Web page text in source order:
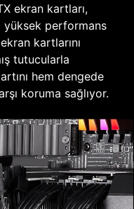
ekran kartları,
yüksek performans
kartlarını
tutucularla
hem dengede
koruma sağlıyor.